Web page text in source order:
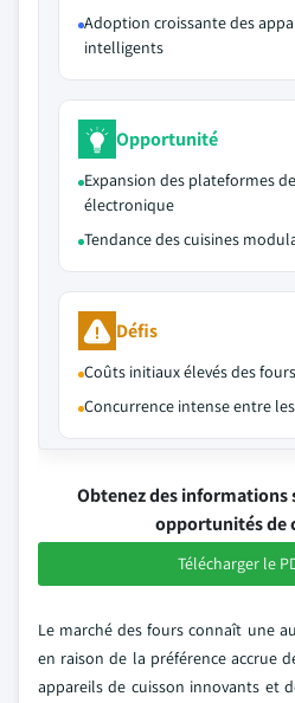
Adoption croissante des
intelligents
Opportunité
Expansion des plateformes
électronique
Tendance des cuisines
Défis
Coûts initiaux élevés des
Concurrence intense entre
Obtenez des informations
opportunités de
Télécharger le
Le marché des fours connaît une
en raison de la préférence accrue
appareils de cuisson innovants et